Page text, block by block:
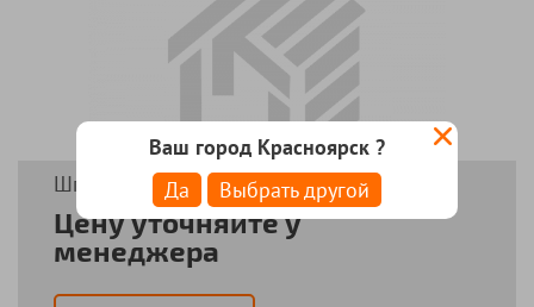
Ваш город Красноярск ?
Да
Выбрать другой
Шпилька резьбовая М24*2000мм. оцинк.
Цену уточняйте у
менеджера